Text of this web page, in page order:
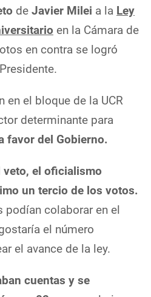
de Javier Milei a la Ley
en la Cámara de
en contra se logró
en el bloque de la UCR
determinante para
favor del Gobierno.
veto, el oficialismo
un tercio de los votos.
podían colaborar en el
el número
el avance de la ley.
cuentas y se